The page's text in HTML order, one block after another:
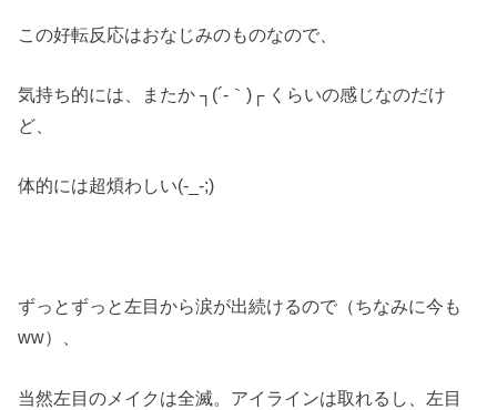
この好転反応はおなじみのものなので、
気持ち的には、またか ┐(´-｀)┌ くらいの感じなのだけ
ど、
体的には超煩わしい(-_-;)
ずっとずっと左目から涙が出続けるので（ちなみに今も
ww）、
当然左目のメイクは全滅。アイラインは取れるし、左目